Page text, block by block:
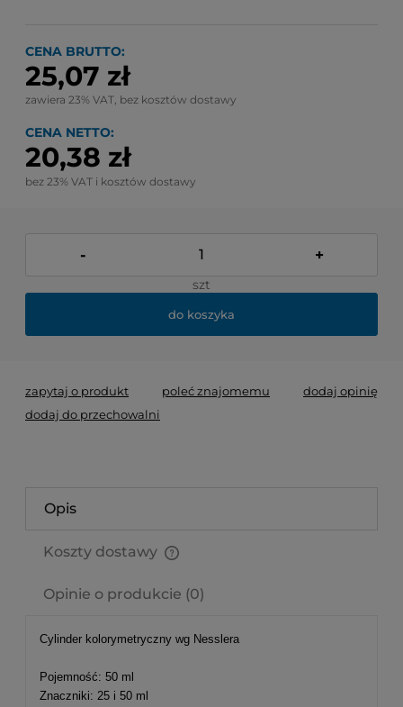
CENA BRUTTO:
25,07 zł
zawiera 23% VAT, bez kosztów dostawy
CENA NETTO:
20,38 zł
bez 23% VAT i kosztów dostawy
- +
szt
do koszyka
zapytaj o produkt poleć znajomemu
dodaj opinię
dodaj do przechowalni
Opis
Koszty dostawy
Opinie o produkcie (0)
Cylinder kolorymetryczny wg Nesslera
Pojemność: 50 ml
Znaczniki: 25 i 50 ml